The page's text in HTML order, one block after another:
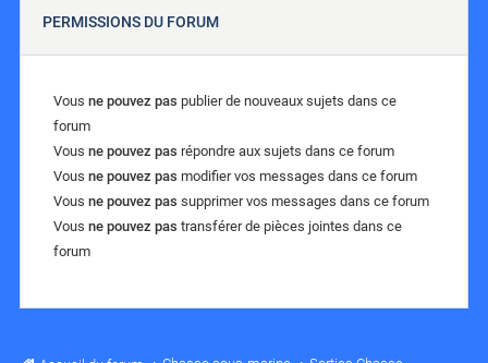
PERMISSIONS DU FORUM
Vous ne pouvez pas publier de nouveaux sujets dans ce
forum
Vous ne pouvez pas répondre aux sujets dans ce forum
Vous ne pouvez pas modifier vos messages dans ce forum
Vous ne pouvez pas supprimer vos messages dans ce forum
Vous ne pouvez pas transférer de pièces jointes dans ce
forum